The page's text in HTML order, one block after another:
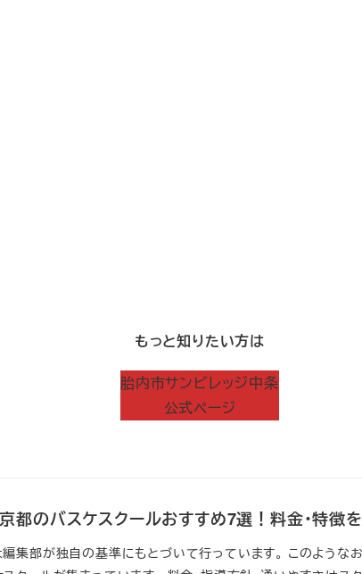
もっと知りたい方は
胎内市サンビレッジ中条
公式ページ
都のバスケスクールおすすめ7選！料金・特徴
集部が独自の基準にもとづいて行っています。 このような